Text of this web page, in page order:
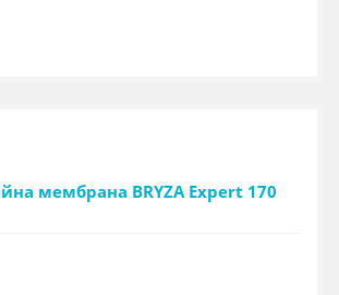
мембрана BRYZA Expert 170